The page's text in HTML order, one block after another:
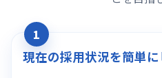
1
現在の採用状況を簡単